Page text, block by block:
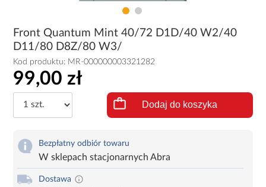
Front Quantum Mint 40/72 D1D/40 W2/40
D11/80 D8Z/80 W3/
Kod produktu: MR-000000003321282
99,00 zł
Dodaj do koszyka
Bezpłatny odbiór towaru
W sklepach stacjonarnych Abra
Dostawa